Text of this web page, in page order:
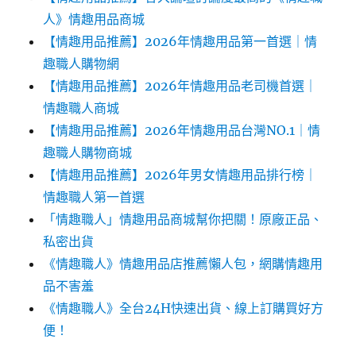
人》情趣用品商城
【情趣用品推薦】2026年情趣用品第一首選｜情
趣職人購物網
【情趣用品推薦】2026年情趣用品老司機首選｜
情趣職人商城
【情趣用品推薦】2026年情趣用品台灣NO.1｜情
趣職人購物商城
【情趣用品推薦】2026年男女情趣用品排行榜｜
情趣職人第一首選
「情趣職人」情趣用品商城幫你把關！原廠正品、
私密出貨
《情趣職人》情趣用品店推薦懶人包，網購情趣用
品不害羞
《情趣職人》全台24H快速出貨、線上訂購買好方
便！